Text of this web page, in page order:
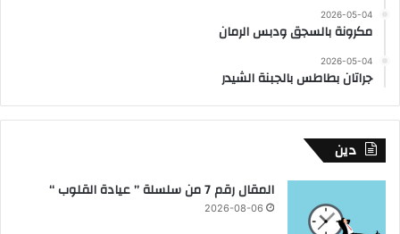
2026-05-04
مكرونة بالسجق ودبس الرمان
2026-05-04
جراتان بطاطس بالجبنة الشيدر
دين
المقال رقم 7 من سلسلة ” عيادة القلوب “
2026-08-06